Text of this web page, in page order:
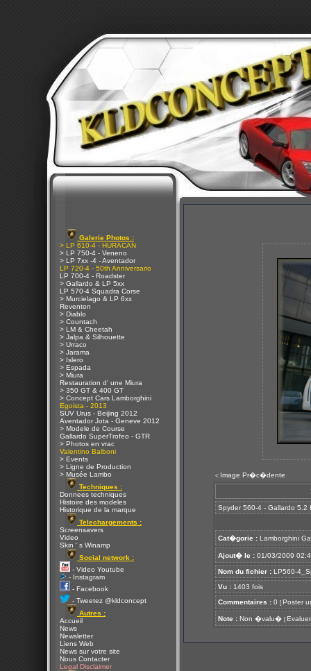
Galerie Photos :
> LP 610-4 - HURACAN
> LP 750-4 - Veneno
> LP 7xx -4 - Aventador
LP 720-4 - 50th Anniversario
LP 700-4 - Roadster
> Gallardo & LP 5xx
LP 570-4 Squadra Corse
> Murcielago & LP 6xx
Reventon
> Diablo
> Countach
> LM & Cheetah
> Jalpa & Silhouette
> Urraco
> Jarama
> Islero
> Espada
> Miura
Restauration d' une Miura
> 350 GT & 400 GT
> Concept Cars Lamborghini
Egoista - 2013
SUV Urus - Beijing 2012
Aventador Jota - Geneve 2012
> Modele de Course
Gallardo SuperTrofeo - GTR
> Photos en vrac
Valentino Balboni
> Events
> Ligne de Production
> Musée Lambo
Techniques :
Donnees techniques
Histoire des modeles
Historique de la marque
Telechargements :
Screensavers
Video
Skin ' s Winamp
Social network :
- Video Youtube
- Instagram
- Facebook
- Tweetez @kldconcept
Autres :
Accueil
News
Newsletter
Liens Web
News sur votre site
Nous Contacter
Legal Disclaimer
< Image Pr�c�dente
Spyder 560-4 - Gallardo 5.2
Cat�gorie : Lamborghini
Ajout� le : 01/03/2009
Nom du fichier : LP560-
Vu : 1403 fois
Commentaires : 0 [ Poster
Note : Non �valu� [ Evaluer